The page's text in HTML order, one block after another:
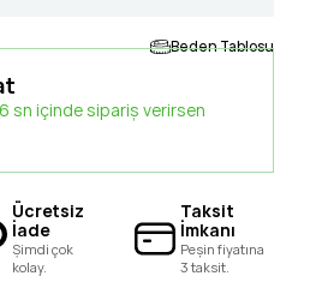
Beden Tablosu
sn içinde sipariş verirsen
Ücretsiz
İade
Şimdi çok
kolay.
Taksit
İmkanı
Peşin fiyatına
3 taksit.